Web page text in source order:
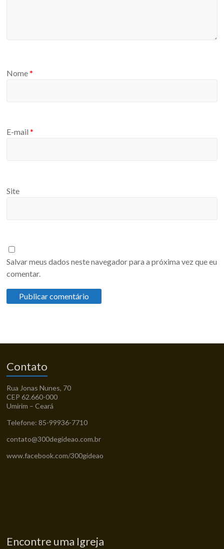
Nome*
E-mail*
Site
Salvar meus dados neste navegador para a próxima vez que eu
comentar.
Contato
Rua Jonas Nunes, 70
CEP 62.660-000
Umirim – Ceará
Telefone: 85-99936-7710
contato@300degideao.com.br
www.facebook.com/300gideao
Encontre uma Igreja